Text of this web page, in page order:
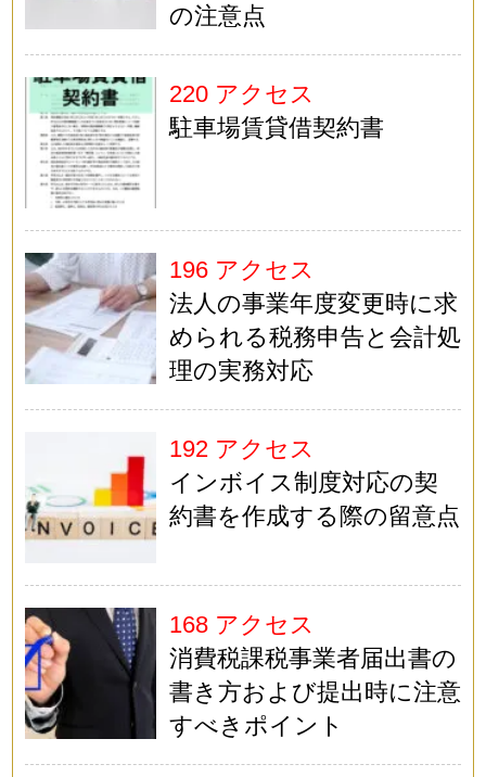
の注意点
220 アクセス
駐車場賃貸借契約書
196 アクセス
法人の事業年度変更時に求
められる税務申告と会計処
理の実務対応
192 アクセス
インボイス制度対応の契
約書を作成する際の留意点
168 アクセス
消費税課税事業者届出書の
書き方および提出時に注意
すべきポイント